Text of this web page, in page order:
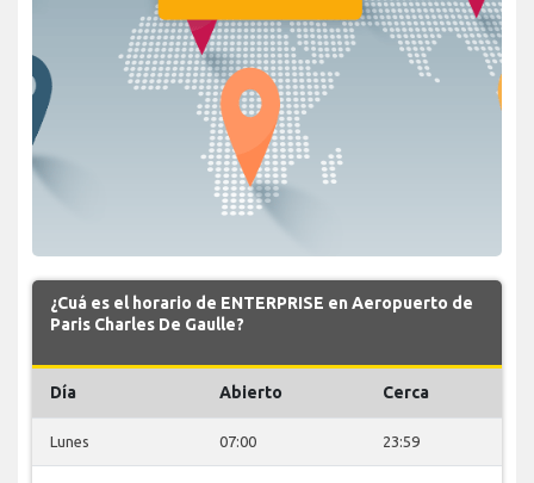
¿Cuá es el horario de ENTERPRISE en Aeropuerto de
Paris Charles De Gaulle?
Día Abierto Cerca
Lunes 07:00 23:59